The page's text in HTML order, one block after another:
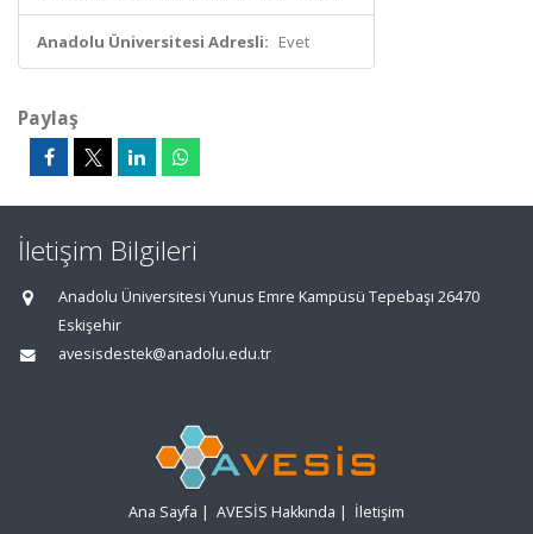
Anadolu Üniversitesi Adresli: Evet
Paylaş
İletişim Bilgileri
Anadolu Üniversitesi Yunus Emre Kampüsü Tepebaşı 26470
Eskişehir
avesisdestek@anadolu.edu.tr
Ana Sayfa | AVESİS Hakkında | İletişim